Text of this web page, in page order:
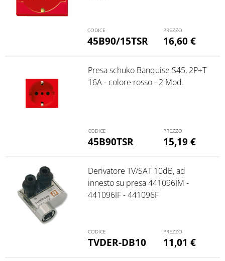
45B90/15TSR 16,60€
45B90TSR
Presa schuko Banquise S45, 2P+T
16A - colore rosso - 2 Mod.
15,19€
TVDER-DB10
Derivatore TV/SAT 10dB, ad
innesto su presa 441096IM -
441096IF - 441096F
11,01 €